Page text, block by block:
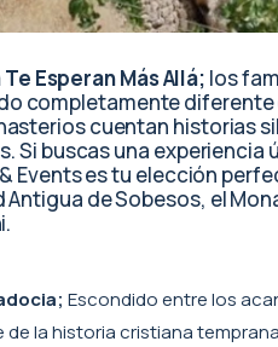
Esperan Más Allá; los
completamente diferente
cuentan historias
Si buscas una
Events es tu elección
de Sobesos, el
Escondido entre los
de la historia cristiana